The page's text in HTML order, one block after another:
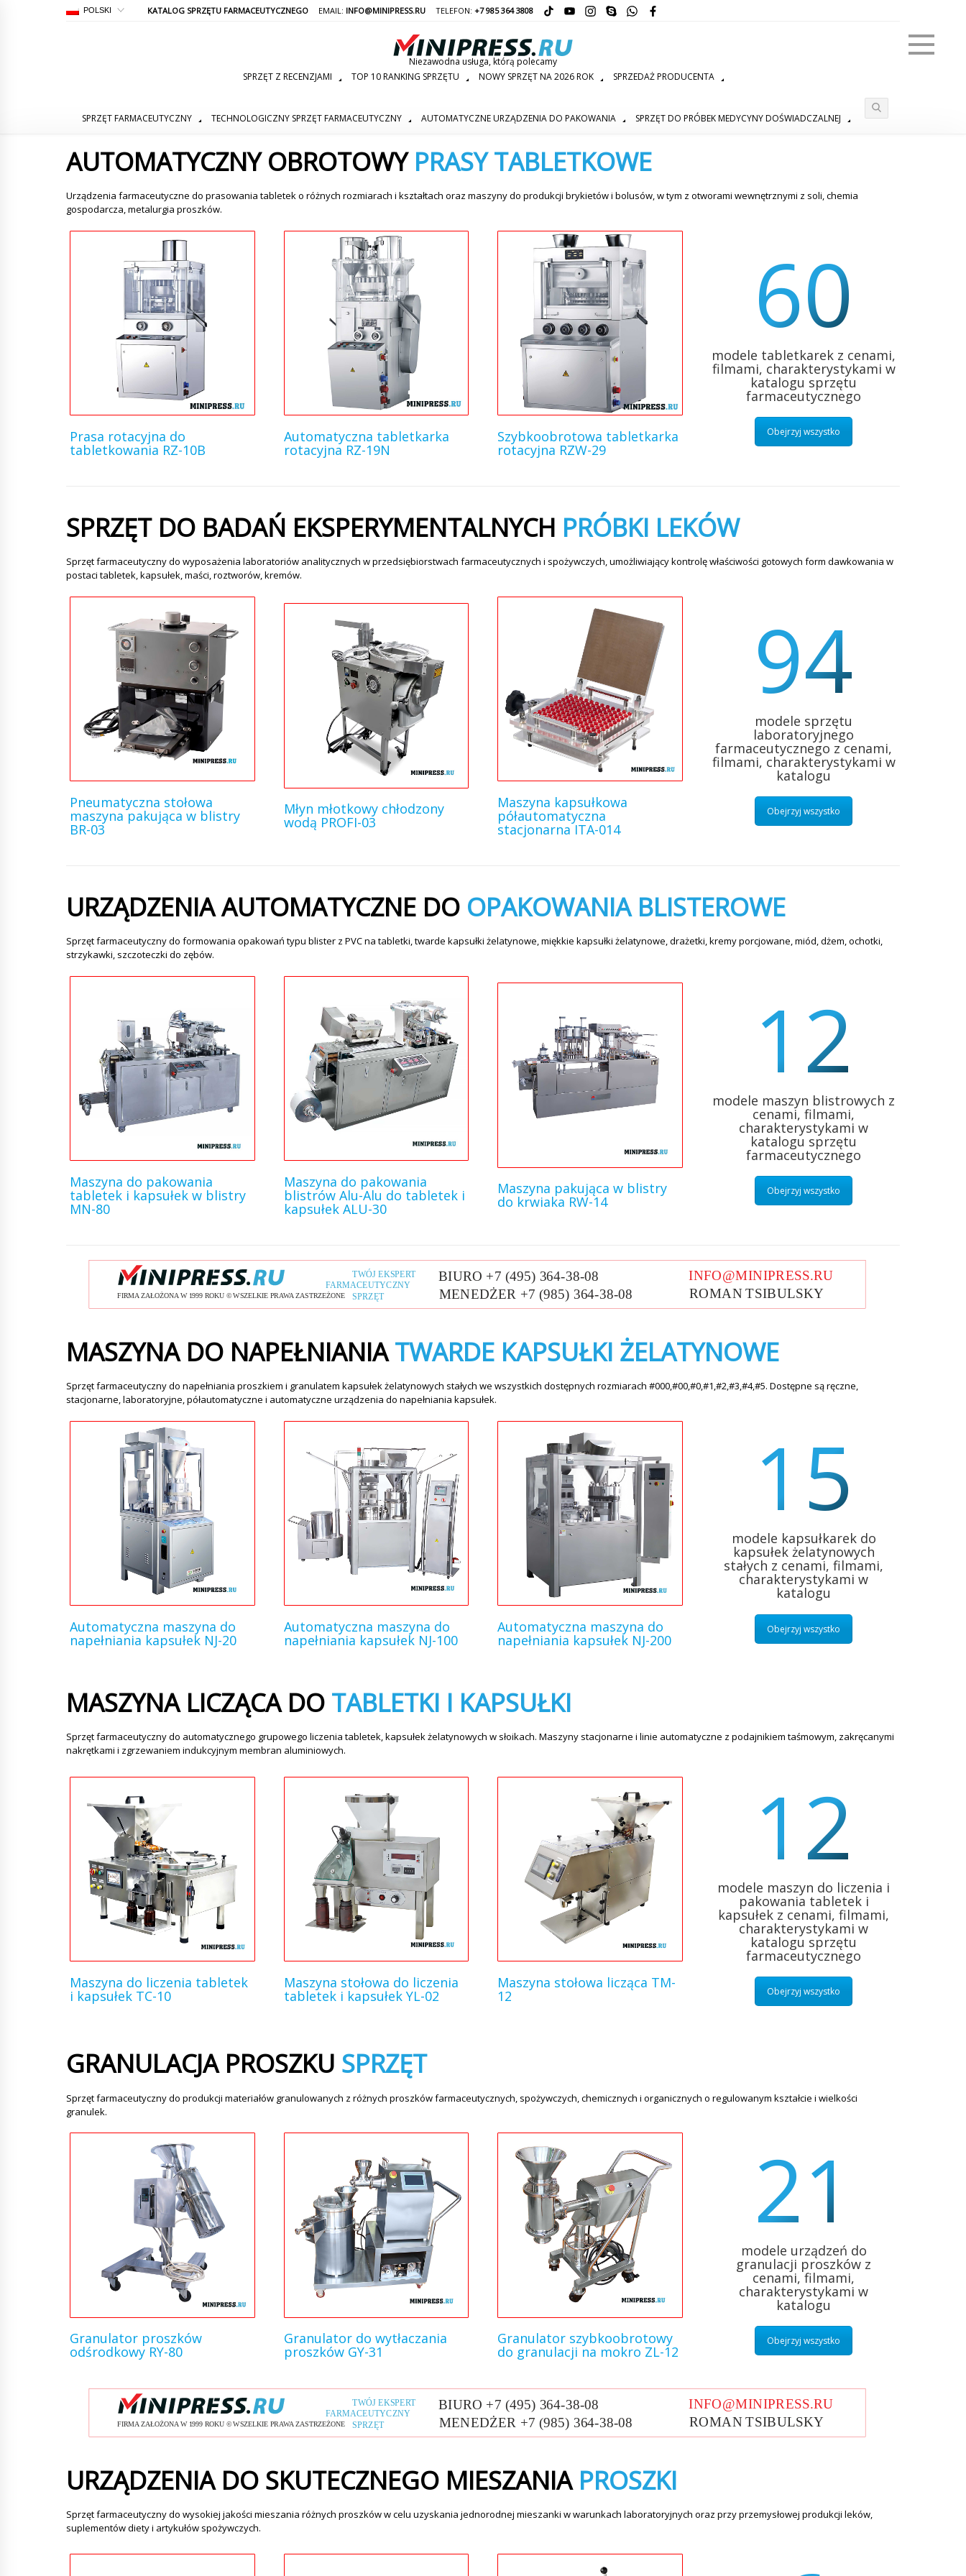
POLSKI KATALOG SPRZĘTU FARMACEUTYCZNEGO EMAIL: INFO@MINIPRESS.RU TELEFON: +7 985 364 3808
Niezawodna usługa, którą polecamy
SPRZĘT Z RECENZJAMI
TOP 10 RANKING SPRZĘTU NOWY SPRZĘT NA 2026 ROK SPRZEDAŻ PRODUCENTA
SPRZĘT FARMACEUTYCZNY TECHNOLOGICZNY SPRZĘT FARMACEUTYCZNY AUTOMATYCZNE URZĄDZENIA DO PAKOWANIA SPRZĘT DO PRÓBEK MEDYCYNY DOŚWIADCZALNEJ
AUTOMATYCZNY OBROTOWYPRASY TABLETKOWE
Urządzenia farmaceutyczne do prasowania tabletek o różnych rozmiarach i kształtach oraz maszyny do produkcji brykietów i bolusów, w tym z otworami wewnętrznymi z soli, chemia
gospodarcza, metalurgia proszków.
Prasa rotacyjna do
tabletkowania RZ-10B
Automatyczna tabletkarka
rotacyjna RZ-19N
Szybkoobrotowa tabletkarka
rotacyjna RZW-29
60
modele tabletkarek z cenami,
filmami, charakterystykami w
katalogu sprzętu
farmaceutycznego
Obejrzyj wszystko
SPRZĘT DO BADAŃ EKSPERYMENTALNYCH PRÓBKI LEKÓW
Sprzęt farmaceutyczny do wyposażenia laboratoriów analitycznych w przedsiębiorstwach farmaceutycznych i spożywczych, umożliwiający kontrolę właściwości gotowych form dawkowania w
postaci tabletek, kapsułek, maści, roztworów, kremów.
Pneumatyczna stołowa
maszyna pakująca w blistry
BR-03
Młyn młotkowy chłodzony
wodą PROFI-03
Maszyna kapsułkowa
półautomatyczna
stacjonarna ITA-014
94
modele sprzętu
laboratoryjnego
farmaceutycznego z cenami,
filmami, charakterystykami w
katalogu
Obejrzyj wszystko
URZĄDZENIA AUTOMATYCZNE DO OPAKOWANIA BLISTEROWE
Sprzęt farmaceutyczny do formowania opakowań typu blister z PVC na tabletki, twarde kapsułki żelatynowe, miękkie kapsułki żelatynowe, drażetki, kremy porcjowane, miód, dżem, ochotki,
strzykawki, szczoteczki do zębów.
Maszyna do pakowania
tabletek i kapsułek w blistry
MN-80
Maszyna do pakowania
blistrów Alu-Alu do tabletek i
kapsułek ALU-30
Maszyna pakująca w blistry
do krwiaka RW-14
12
modele maszyn blistrowych z
cenami, filmami,
charakterystykami w
katalogu sprzętu
farmaceutycznego
Obejrzyj wszystko
MASZYNA DO NAPEŁNIANIATWARDE KAPSUŁKI ŻELATYNOWE
Sprzęt farmaceutyczny do napełniania proszkiem i granulatem kapsułek żelatynowych stałych we wszystkich dostępnych rozmiarach #000,#00,#0,#1,#2,#3,#4,#5. Dostępne są ręczne,
stacjonarne, laboratoryjne, półautomatyczne i automatyczne urządzenia do napełniania kapsułek.
Automatyczna maszyna do
napełniania kapsułek NJ-20
Automatyczna maszyna do
napełniania kapsułek NJ-100
Automatyczna maszyna do
napełniania kapsułek NJ-200
15
modele kapsułkarek do
kapsułek żelatynowych
stałych z cenami, filmami,
charakterystykami w
katalogu
Obejrzyj wszystko
MASZYNA LICZĄCA DO TABLETKI I KAPSUŁKI
Sprzęt farmaceutyczny do automatycznego grupowego liczenia tabletek, kapsułek żelatynowych w słoikach. Maszyny stacjonarne i linie automatyczne z podajnikiem taśmowym, zakręcanymi
nakrętkami i zgrzewaniem indukcyjnym membran aluminiowych.
Maszyna do liczenia tabletek
i kapsułek TC-10
Maszyna stołowa do liczenia
tabletek i kapsułek YL-02
Maszyna stołowa licząca TM-
12
12
modele maszyn do liczenia i
pakowania tabletek i
kapsułek z cenami, filmami,
charakterystykami w
katalogu sprzętu
farmaceutycznego
Obejrzyj wszystko
GRANULACJA PROSZKU SPRZĘT
Sprzęt farmaceutyczny do produkcji materiałów granulowanych z różnych proszków farmaceutycznych, spożywczych, chemicznych i organicznych o regulowanym kształcie i wielkości
granulek.
Granulator proszków
odśrodkowy RY-80
Granulator do wytłaczania
proszków GY-31
Granulator szybkoobrotowy
do granulacji na mokro ZL-12
21
modele urządzeń do
granulacji proszków z
cenami, filmami,
charakterystykami w
katalogu
Obejrzyj wszystko
URZĄDZENIA DO SKUTECZNEGO MIESZANIAPROSZKI
Sprzęt farmaceutyczny do wysokiej jakości mieszania różnych proszków w celu uzyskania jednorodnej mieszanki w warunkach laboratoryjnych oraz przy przemysłowej produkcji leków,
suplementów diety i artykułów spożywczych.